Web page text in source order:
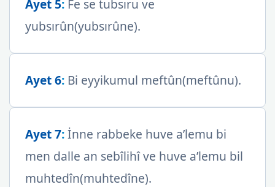
Ayet 5: Fe se tubsıru ve
yubsırûn(yubsırûne).
Ayet 6: Bi eyyikumul meftûn(meftûnu).
Ayet 7:İnne rabbeke huve a’lemu bi
men dalle an sebîlihî ve huve a’lemu bil
muhtedîn(muhtedîne).